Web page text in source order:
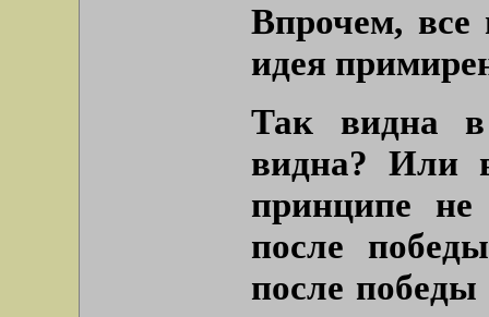
Впрочем, все
идея
Так видна
видна? Или
принципе
после
после